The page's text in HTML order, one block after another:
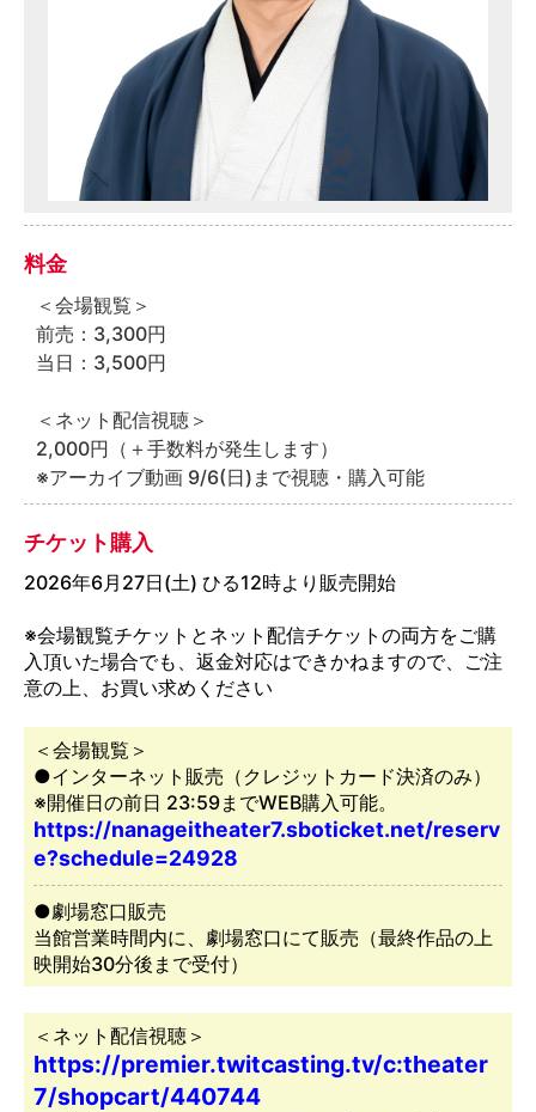
料金
＜会場観覧＞
前売：3,300円
当日：3,500円
＜ネット配信視聴＞
2,000円（＋手数料が発生します）
※アーカイブ動画 9/6(日)まで視聴・購入可能
チケット購入
2026年6月27日(土) ひる12時より販売開始
※会場観覧チケットとネット配信チケットの両方をご購
入頂いた場合でも、返金対応はできかねますので、ご注
意の上、お買い求めください
＜会場観覧＞
●インターネット販売（クレジットカード決済のみ）
※開催日の前日 23:59までWEB購入可能。
https://nanageitheater7.sboticket.net/reserv
e?schedule=24928
●劇場窓口販売
当館営業時間内に、劇場窓口にて販売（最終作品の上
映開始30分後まで受付）
＜ネット配信視聴＞
https://premier.twitcasting.tv/c:theater
7/shopcart/440744